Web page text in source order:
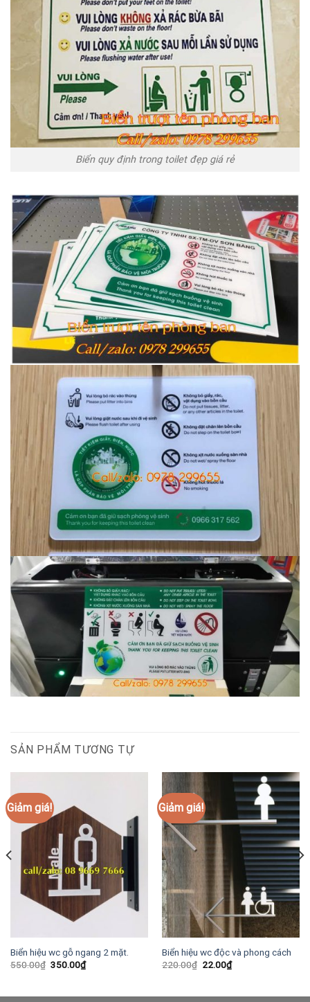
Biển quy định trong toilet đẹp giá rẻ
SẢN PHẨM TƯƠNG TỰ
Giảm giá!
Biển hiệu wc gỗ ngang 2 mặt.
550.00₫ Giá
350.00₫Giá
hiện
Giảm giá!
Biển hiệu wc độc và phong cách
220.00₫ Giá
22.00₫Giá
hiện